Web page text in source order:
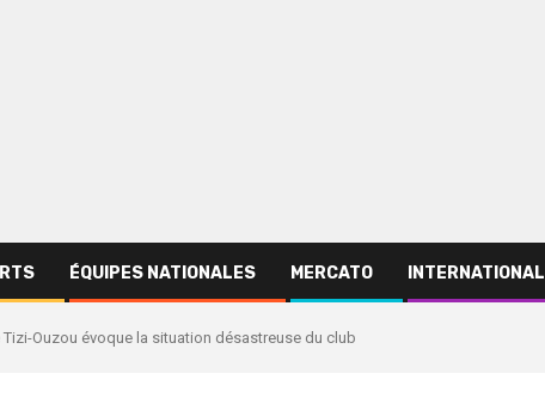
ÉQUIPES NATIONALES MERCATO INTERNATIONAL
Tizi-Ouzou évoque la situation désastreuse du club